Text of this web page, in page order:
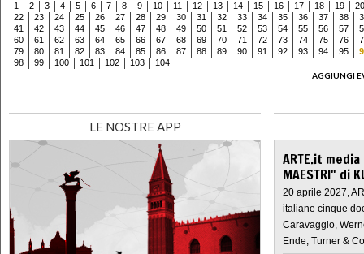
1 2 3 4 5 6 7 8 9 10 11 12 13 14 15 16 17 18 19
20
22
23 24 25 26 27 28 29 30 31 32 33 34 35 36 37 38
41
42 43 44 45 46 47 48 49 50 51 52 53 54 55 56 57
60
61 62 63 64 65 66 67 68 69 70 71 72 73 74 75 76
79
80 81 82 83 84 85 86 87 88 89 90 91 92 93 94 95
98
99 100 101 102 103
104
AGGIUNGI
LE NOSTRE APP
ARTE.it
MAESTRI" di
20 aprile 2027,
italiane cinque
Caravaggio,
Ende, Turner &